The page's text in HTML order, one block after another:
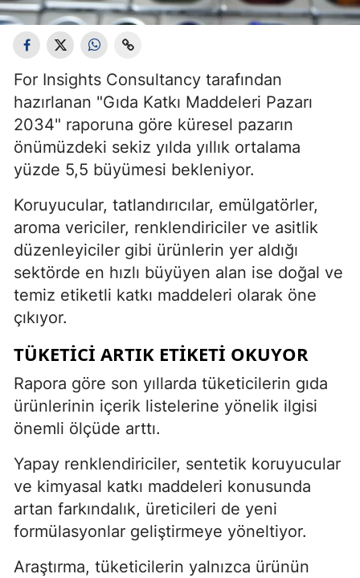
For Insights Consultancy tarafından
hazırlanan "Gıda Katkı Maddeleri Pazarı
2034" raporuna göre küresel pazarın
önümüzdeki sekiz yılda yıllık ortalama
yüzde 5,5 büyümesi bekleniyor.
Koruyucular, tatlandırıcılar, emülgatörler,
aroma vericiler, renklendiriciler ve asitlik
düzenleyiciler gibi ürünlerin yer aldığı
sektörde en hızlı büyüyen alan ise doğal ve
temiz etiketli katkı maddeleri olarak öne
çıkıyor.
TÜKETICI ARTIK ETIKETI OKUYOR
Rapora göre son yıllarda tüketicilerin gıda
ürünlerinin içerik listelerine yönelik ilgisi
önemli ölçüde arttı.
Yapay renklendiriciler, sentetik koruyucular
ve kimyasal katkı maddeleri konusunda
artan farkındalık, üreticileri de yeni
formülasyonlar geliştirmeye yöneltiyor.
Araştırma, tüketicilerin yalnızca ürünün